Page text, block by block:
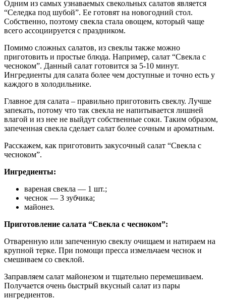
Одним из самых узнаваемых свекольных салатов является
“Селедка под шубой”. Ее готовят на новогодний стол.
Собственно, поэтому свекла стала овощем, который чаще
всего ассоциируется с праздником.
Помимо сложных салатов, из свеклы также можно
приготовить и простые блюда. Например, салат “Свекла с
чесноком”. Данный салат готовится за 5-10 минут.
Ингредиенты для салата более чем доступные и точно есть у
каждого в холодильнике.
Главное для салата – правильно приготовить свеклу. Лучше
запекать, потому что так свекла не напитывается лишней
влагой и из нее не выйдут собственные соки. Таким образом,
запеченная свекла сделает салат более сочным и ароматным.
Расскажем, как приготовить закусочный салат “Свекла с
чесноком”.
Ингредиенты:
вареная свекла — 1 шт.;
чеснок — 3 зубчика;
майонез.
Приготовление салата “Свекла с чесноком”:
Отваренную или запеченную свеклу очищаем и натираем на
крупной терке. При помощи пресса измельчаем чеснок и
смешиваем со свеклой.
Заправляем салат майонезом и тщательно перемешиваем.
Получается очень быстрый вкусный салат из пары
ингредиентов.